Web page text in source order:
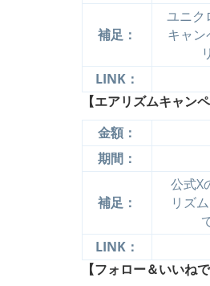
補足：
ユニク
キャ
LINK：
【エアリズムキャン
金額：
期間：
補足：
公式X
リズ
LINK：
【フォロー＆いいね